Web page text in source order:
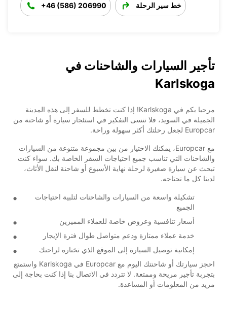
+46 (586) 206990 خط سير الرحلة
تأجير السيارات والشاحنات في
Karlskoga
مرحبا بكم في Karlskoga! إذا كنت تخطط للسفر إلى هذه المدينة
الجميلة في السويد، فلا تنسى التفكير في استئجار سيارة أو شاحنة من
Europcar لجعل رحلتك أكثر سهولة وراحة.
مع Europcar، يمكنك الاختيار من بين مجموعة متنوعة من السيارات
والشاحنات التي تناسب جميع احتياجات السفر الخاصة بك. سواء كنت
تبحث عن سيارة صغيرة لرحلة نهاية الأسبوع أو شاحنة لنقل الأثاث،
لدينا كل ما تحتاجه.
تشكيلة واسعة من السيارات والشاحنات لتلبية احتياجات
الجميع
أسعار تنافسية وعروض خاصة للعملاء المميزين
خدمة عملاء ممتازة ودعم متواصل طوال فترة الإيجار
إمكانية توصيل السيارة إلى الموقع الذي تختاره لراحتك
احجز سيارتك أو شاحنتك اليوم مع Europcar في Karlskoga واستمتع
بتجربة تأجير مريحة وممتعة. لا تتردد في الاتصال بنا إذا كنت بحاجة إلى
مزيد من المعلومات أو المساعدة.